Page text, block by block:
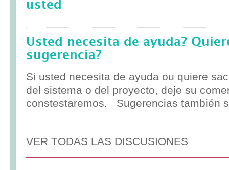
usted
Usted necesita de ayuda?
sugerencia?
Si usted necesita de ayuda ou quiere
del sistema o del proyecto, deje su
constestaremos. Sugerencias también
VER TODAS LAS DISCUSIONES